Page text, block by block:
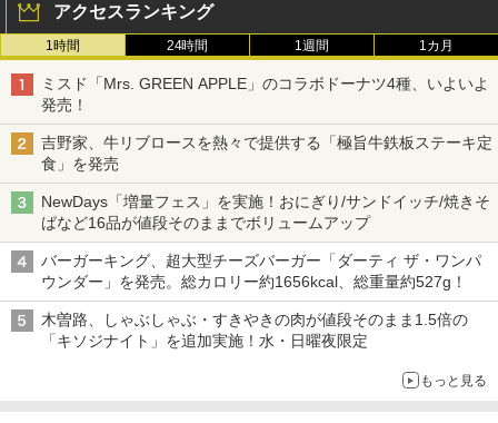
アクセスランキング
1時間 24時間 1週間 1カ月
ミスド「Mrs. GREEN APPLE」のコラボドーナツ4種、いよいよ
発売！
吉野家、牛リブロースを熱々で提供する「極旨牛鉄板ステーキ定
食」を発売
NewDays「増量フェス」を実施！おにぎり/サンドイッチ/焼きそ
ばなど16品が値段そのままでボリュームアップ
バーガーキング、超大型チーズバーガー「ダーティ ザ・ワンパ
ウンダー」を発売。総カロリー約1656kcal、総重量約527g！
木曽路、しゃぶしゃぶ・すきやきの肉が値段そのまま1.5倍の
「キソジナイト」を追加実施！水・日曜夜限定
もっと見る